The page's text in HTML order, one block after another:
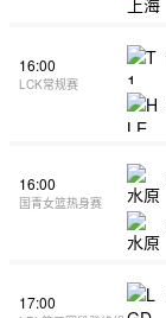
16:00
LCK常规赛
16:00
国青女篮热身赛
17:00